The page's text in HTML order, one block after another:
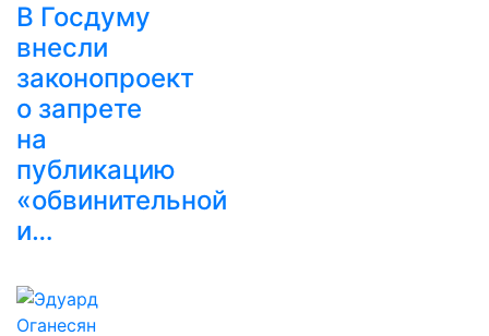
В Госдуму
внесли
законопроект
о запрете
на
публикацию
«обвинительной
и…